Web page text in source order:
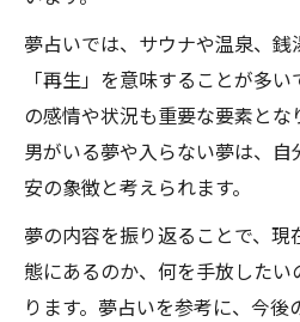
夢占いでは、サウナや温泉、
「再生」を意味することが多
の感情や状況も重要な要素とな
男がいる夢や入らない夢は、
安の象徴と考えられます。
夢の内容を振り返ることで、
態にあるのか、何を手放した
ります。夢占いを参考に、今